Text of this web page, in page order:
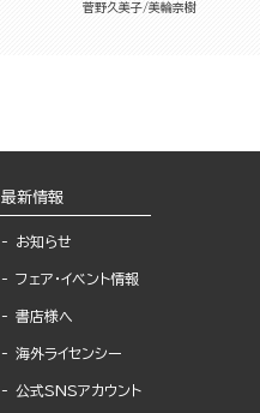
菅野久美子 美輪奈樹
最新情報
お知らせ
フェア・イベント情報
書店様へ
海外ライセンシー
公式SNSアカウント